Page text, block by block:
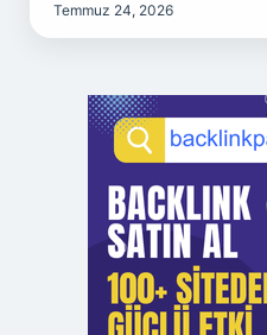
Temmuz 24, 2026